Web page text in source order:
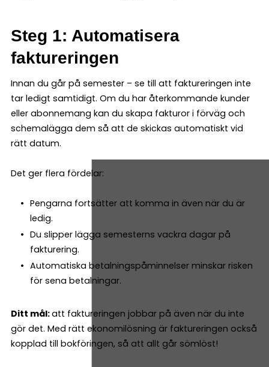
Steg 1: Automatisera
faktureringen
Innan du går på semester – se till att faktureringen inte
tar ledigt samtidigt. Om du har återkommande kunder
eller abonnemang kan du skapa fakturor i förväg och
schemalägga dem så att de skickas automatiskt vid
rätt datum.
Det ger flera fördelar:
Pengarna fortsätter att komma in även när du är
ledig.
Du slipper lägga semesterns vackra dagar på
fakturering.
Automatiska betalningspåminnelser minskar risken
för sena betalningar.
Ditt mål:att faktureringen jobbar på även när du inte
gör det. Med rätt ekonomilösning är faktureringen också
kopplad till bokföringen, så att allt går sömlöst!